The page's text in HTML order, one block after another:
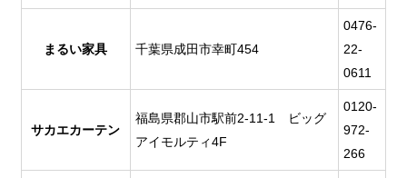
まるい家具 千葉県成田市幸町454
0476-
22-
0611
サカエカーテン
福島県郡山市駅前2-11-1 ビッグ
アイモルティ4F
0120-
972-
266